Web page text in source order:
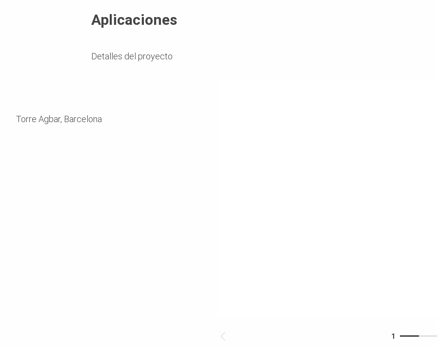
Aplicaciones
Detalles del proyecto
1
Torre Agbar, Barcelona